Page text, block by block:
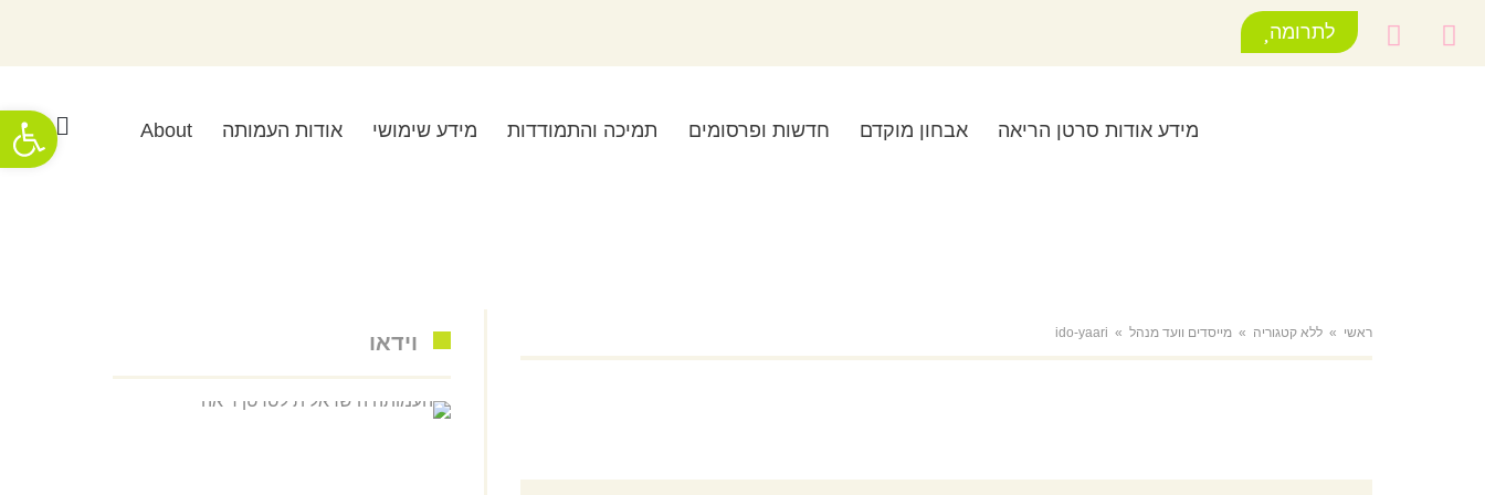
לתרומה
מידע אודות סרטן הריאה אבחון מוקדם חדשות ופרסומים תמיכה והתמודדות מידע שימושי אודות העמותה About
ראשי » ללא קטגוריה » מייסדים וועד מנהל »
ido-yaari וידאו
פתח